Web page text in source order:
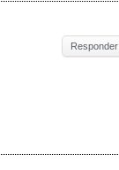
Responder